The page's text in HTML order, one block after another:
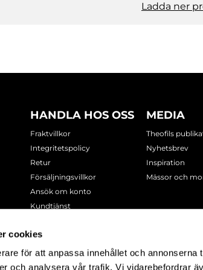
cookies
för att anpassa innehållet och annonserna
och analysera vår trafik. Vi vidarebefordrar
Ladda ner
HANDLA HOS OSS
Fraktvillkor
Integritetspolicy
Retur
Försäljningsvillkor
Ansök om konto
Kundtjänst
MEDIA
Theofils
Nyhetsbrev
Inspiration
Mässor och